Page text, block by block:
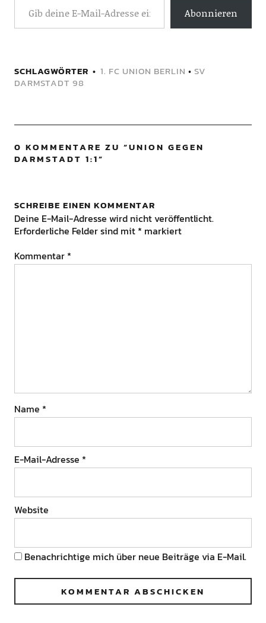
Abonnieren
SCHLAGWÖRTER 1. FC UNION BERLIN • SV
DARMSTADT 98
0 KOMMENTARE ZU “UNION GEGEN
DARMSTADT 1:1”
SCHREIBE EINEN KOMMENTAR
Deine E-Mail-Adresse wird nicht veröffentlicht.
Erforderliche Felder sind mit * markiert
Kommentar *
Name *
E-Mail-Adresse *
Website
Benachrichtige mich über neue Beiträge via E-Mail.